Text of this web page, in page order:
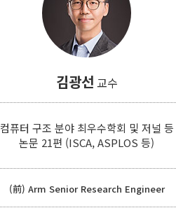
김광선 교수
컴퓨터 구조 분야 최우수학회 및 저널 등
논문 21편 (ISCA, ASPLOS 등)
(前) Arm Senior Research Engineer